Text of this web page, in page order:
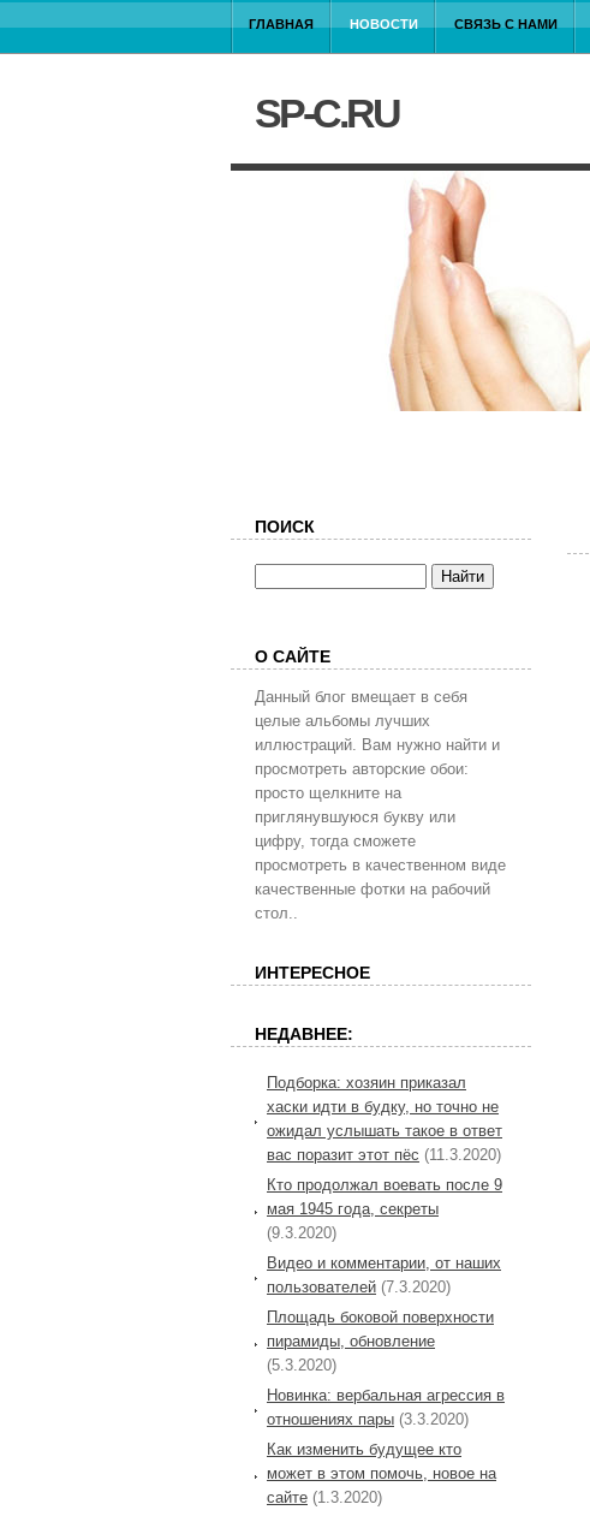
ГЛАВНАЯ НОВОСТИ СВЯЗЬ С НАМИ
SP-C.RU
ПОИСК
О САЙТЕ
Данный блог вмещает в себя
целые альбомы лучших
иллюстраций. Вам нужно найти и
просмотреть авторские обои:
просто щелкните на
приглянувшуюся букву или
цифру, тогда сможете
просмотреть в качественном виде
качественные фотки на рабочий
стол..
ИНТЕРЕСНОЕ
НЕДАВНЕЕ:
Подборка: хозяин приказал
хаски идти в будку, но точно не
ожидал услышать такое в ответ
вас поразит этот пёс (11.3.2020)
Кто продолжал воевать после 9
мая 1945 года, секреты
(9.3.2020)
Видео и комментарии, от наших
пользователей (7.3.2020)
Площадь боковой поверхности
пирамиды, обновление
(5.3.2020)
Новинка: вербальная агрессия в
отношениях пары (3.3.2020)
Как изменить будущее кто
может в этом помочь, новое на
сайте (1.3.2020)